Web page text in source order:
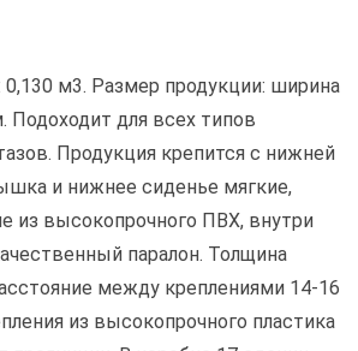
м3. Размер продукции: ширина
Подоходит для всех типов
Продукция крепится с нижней
и нижнее сиденье мягкие,
из высокопрочного ПВХ, внутри
паралон. Толщина
между креплениями 14-16
из высокопрочного пластика